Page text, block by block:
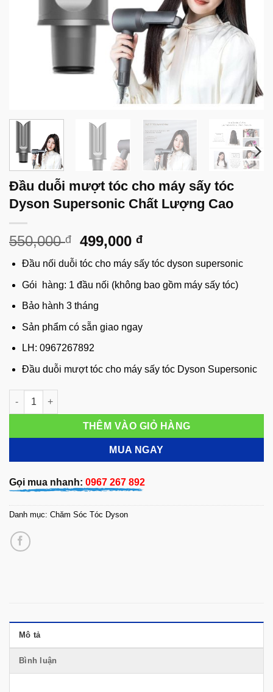
Đầu duỗi mượt tóc cho máy sấy tóc
Dyson Supersonic Chất Lượng Cao
550,000đ
Giá
gốc
là:
550,000 đ.
499,000đGiá
hiện
tại
là:
Đầu nối duỗi tóc cho máy sấy tóc dyson supersonic
Gói hàng: 1 đầu nối (không bao gồm máy sấy tóc)
Bảo hành 3 tháng
Sản phẩm có sẵn giao ngay
LH: 0967267892
Đầu duỗi mượt tóc cho máy sấy tóc Dyson Supersonic
Đầu duỗi mượt tóc cho máy sấy tóc Dyson Supersonic Chất
THÊM VÀO GIỎ HÀNG
MUA NGAY
Gọi mua nhanh: 0967 267 892
Danh mục: Chăm Sóc Tóc Dyson
Mô tả
Bình luận